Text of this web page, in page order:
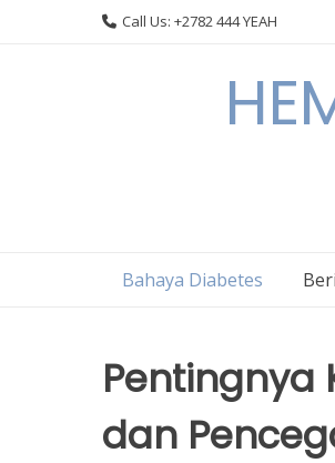
Call Us: +2782 444 YEAH
Bahaya Diabetes
Pentingnya
dan